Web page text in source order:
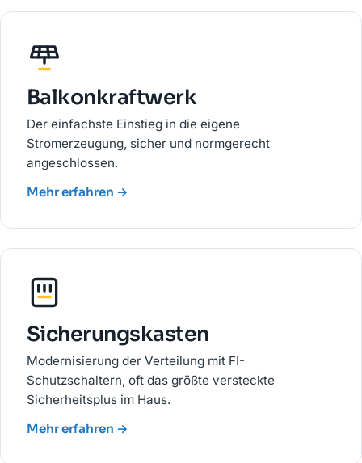
Balkonkraftwerk
Der einfachste Einstieg in die eigene
Stromerzeugung, sicher und normgerecht
angeschlossen.
Mehr erfahren →
Sicherungskasten
Modernisierung der Verteilung mit FI-
Schutzschaltern, oft das größte versteckte
Sicherheitsplus im Haus.
Mehr erfahren →